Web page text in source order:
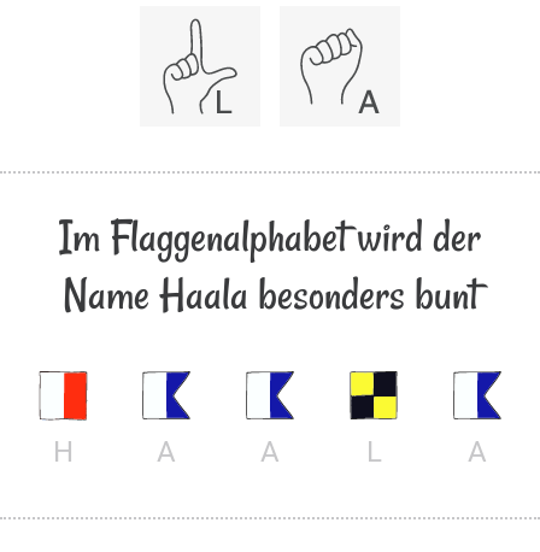
Im Flaggenalphabet wird der
Name Haala besonders bunt
H A A L A